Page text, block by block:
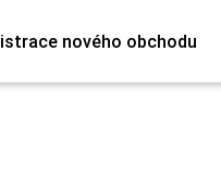
nového obchodu